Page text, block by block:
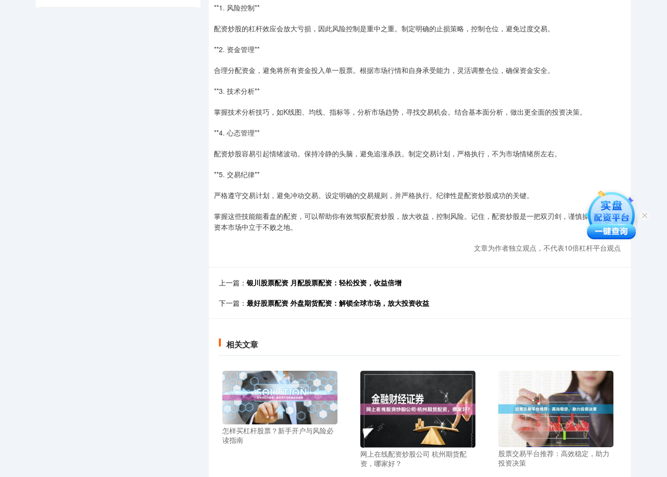
**1. 风险控制**
配资炒股的杠杆效应会放大亏损，因此风险控制是重中之重。制定明确的止损策略，控制仓位，避免过度交易。
**2. 资金管理**
合理分配资金，避免将所有资金投入单一股票。根据市场行情和自身承受能力，灵活调整仓位，确保资金安全。
**3. 技术分析**
掌握技术分析技巧，如K线图、均线、指标等，分析市场趋势，寻找交易机会。结合基本面分析，做出更全面的投资决策。
**4. 心态管理**
配资炒股容易引起情绪波动。保持冷静的头脑，避免追涨杀跌。制定交易计划，严格执行，不为市场情绪所左右。
**5. 交易纪律**
严格遵守交易计划，避免冲动交易。设定明确的交易规则，并严格执行。纪律性是配资炒股成功的关键。
掌握这些技能能看盘的配资，可以帮助你有效驾驭配资炒股，放大收益，控制风险。记住，配资炒股是一把双刃剑，谨慎操作，才能在
资本市场中立于不败之地。
文章为作者独立观点，不代表10倍杠杆平台观点
上一篇： 银川股票配资 月配股票配资：轻松投资，收益倍增
下一篇： 最好股票配资 外盘期货配资：解锁全球市场，放大投资收益
相关文章
怎样买杠杆股票？新手开户与风险必
读指南
网上在线配资炒股公司 杭州期货配
资，哪家好？
股票交易平台推荐：高效稳定，助力
投资决策